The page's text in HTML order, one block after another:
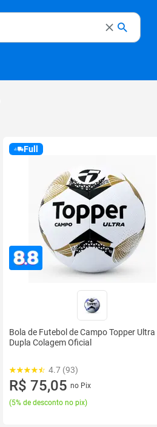
Full
Bola de Futebol de Campo Topper Ultra
Dupla Colagem Oficial
4.7 (93)
R$ 75,05 no Pix
(5% de desconto no pix)